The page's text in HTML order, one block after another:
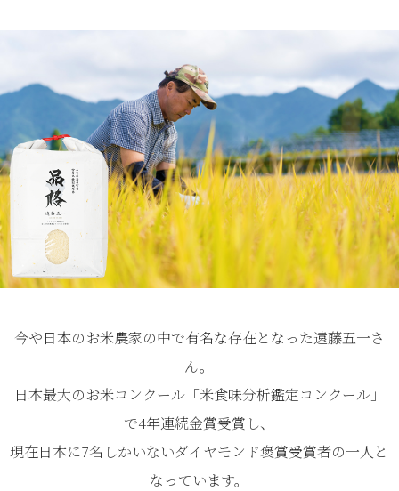
今や日本のお米農家の中で有名な存在となった遠藤五一さ
ん。
日本最大のお米コンクール「米食味分析鑑定コンクール」
で4年連続金賞受賞し、
現在日本に7名しかいないダイヤモンド褒賞受賞者の一人と
なっています。